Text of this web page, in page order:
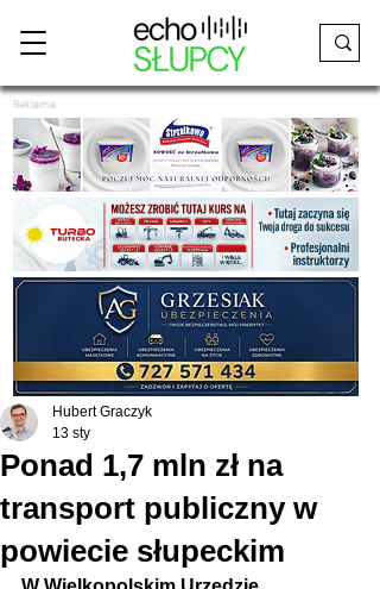
Reklama
Ponad 1,7 mln zł na
transport publiczny w
powiecie słupeckim
Hubert Graczyk
13 sty